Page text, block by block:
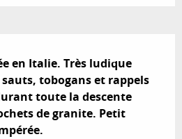
en Italie. Très ludique
tobogans et rappels
toute la descente
de granite. Petit